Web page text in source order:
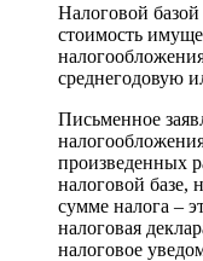
Налоговой
стоимость
среднегодовую
Письменное
произведенных
налоговой базе,
сумме налога –
налоговая
налоговое